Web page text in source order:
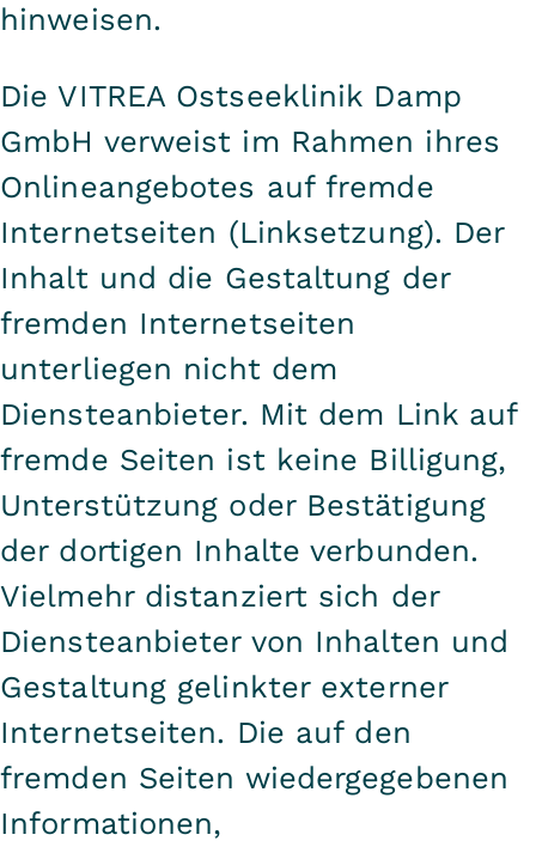
hinweisen.
Die VITREA Ostseeklinik Damp
GmbH verweist im Rahmen ihres
Onlineangebotes auf fremde
Internetseiten (Linksetzung). Der
Inhalt und die Gestaltung der
fremden Internetseiten
unterliegen nicht dem
Diensteanbieter. Mit dem Link auf
fremde Seiten ist keine Billigung,
Unterstützung oder Bestätigung
der dortigen Inhalte verbunden.
Vielmehr distanziert sich der
Diensteanbieter von Inhalten und
Gestaltung gelinkter externer
Internetseiten. Die auf den
fremden Seiten wiedergegebenen
Informationen,